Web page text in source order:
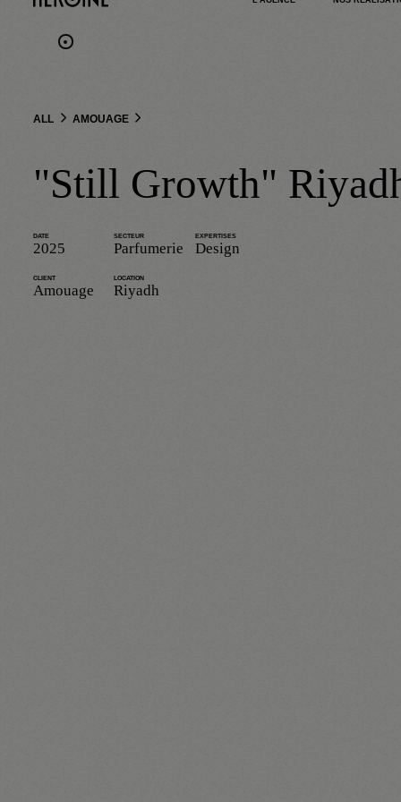
ALL AMOUAGE
"Still Growth"
DATE
2025
SECTEUR
Parfumerie
CLIENT
Amouage
LOCATION
Riyadh
EXPERTISES
Design